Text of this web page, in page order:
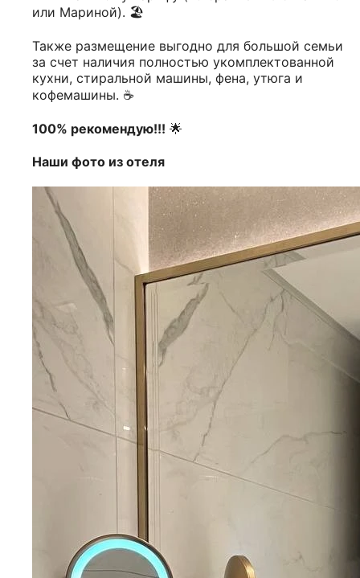
или Мариной). 🏖️
Также размещение выгодно для большой семьи
за счет наличия полностью укомплектованной
кухни, стиральной машины, фена, утюга и
кофемашины. ☕️
100% рекомендую!!! 🌟
Наши фото из отеля